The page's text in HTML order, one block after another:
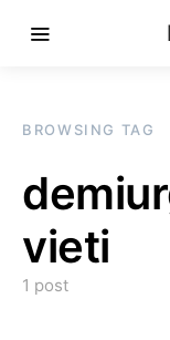
BROWSING TAG
vieti
1 post